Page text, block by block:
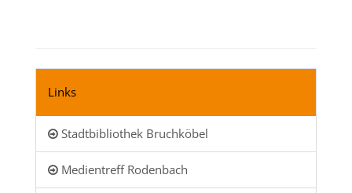
Links
Stadtbibliothek Bruchköbel
Medientreff Rodenbach